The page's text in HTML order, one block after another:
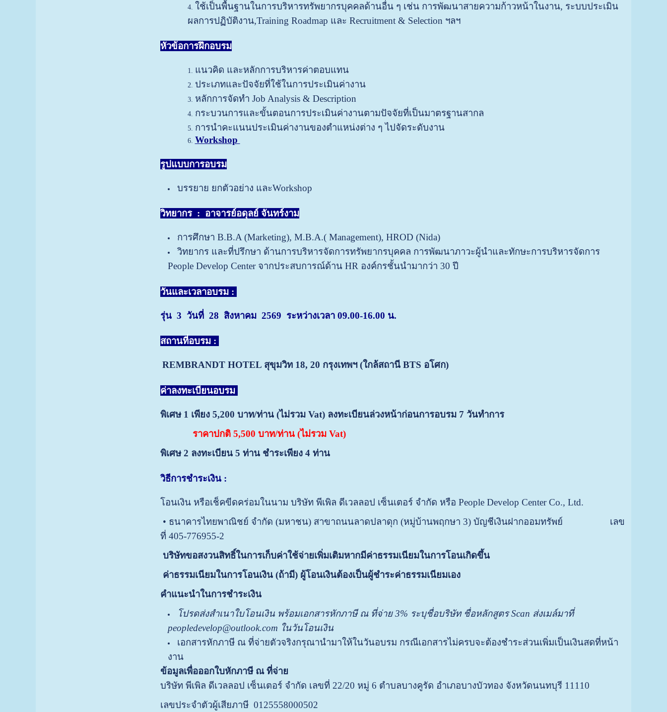
ใช้เป็นพื้นฐานในการบริหารทรัพยากรบุคคลด้านอื่น ๆ เช่น การพัฒนาสายความก้าวหน้าในงาน, ระบบประเมิน
ผลการปฏิบัติงาน,Training Roadmap และ Recruitment & Selection ฯลฯ
หัวข้อการฝึกอบรม
แนวคิด และหลักการบริหารค่าตอบแทน
ประเภทและปัจจัยที่ใช้ในการประเมินค่างาน
หลักการจัดทำ Job Analysis & Description
กระบวนการและขั้นตอนการประเมินค่างานตามปัจจัยที่เป็นมาตรฐานสากล
การนำคะแนนประเมินค่างานของตำแหน่งต่าง ๆ ไปจัดระดับงาน
Workshop
รูปแบบการอบรม
บรรยาย ยกตัวอย่าง และWorkshop
วิทยากร : อาจารย์อดุลย์ จันทร์งาม
การศึกษา B.B.A (Marketing), M.B.A.( Management), HROD (Nida)
วิทยากร และที่ปรึกษา ด้านการบริหารจัดการทรัพยากรบุคคล การพัฒนาภาวะผู้นำและทักษะการบริหารจัดการ
People Develop Center จากประสบการณ์ด้าน HR องค์กรชั้นนำมากว่า 30 ปี
วันและเวลาอบรม :
รุ่น 3 วันที่ 28 สิงหาคม 2569 ระหว่างเวลา 09.00-16.00 น.
สถานที่อบรม :
REMBRANDT HOTEL สุขุมวิท 18, 20 กรุงเทพฯ (ใกล้สถานี BTS อโศก)
ค่าลงทะเบียนอบรม
พิเศษ 1 เพียง 5,200 บาท/ท่าน (ไม่รวม Vat) ลงทะเบียนล่วงหน้าก่อนการอบรม 7 วันทำการ
ราคาปกติ 5,500 บาท/ท่าน (ไม่รวม Vat)
พิเศษ 2 ลงทะเบียน 5 ท่าน ชำระเพียง 4 ท่าน
วิธีการชำระเงิน:
โอนเงิน หรือเช็คขีดคร่อมในนาม บริษัท พีเพิล ดีเวลลอป เซ็นเตอร์ จำกัด หรือ People Develop Center Co., Ltd.
• ธนาคารไทยพาณิชย์ จำกัด (มหาชน) สาขาถนนลาดปลาดุก (หมู่บ้านพฤกษา 3) บัญชีเงินฝากออมทรัพย์ เลข
ที่ 405-776955-2
บริษัทขอสงวนสิทธิ์ในการเก็บค่าใช้จ่ายเพิ่มเติมหากมีค่าธรรมเนียมในการโอนเกิดขึ้น
ค่าธรรมเนียมในการโอนเงิน (ถ้ามี) ผู้โอนเงินต้องเป็นผู้ชำระค่าธรรมเนียมเอง
คำแนะนำในการชำระเงิน
โปรดส่งสำเนาใบโอนเงิน พร้อมเอกสารหักภาษี ณ ที่จ่าย3% ระบุชื่อบริษัท ชื่อหลักสูตรScan ส่งเมล์มาที่
peopledevelop@outlook.com ในวันโอนเงิน
เอกสารหักภาษี ณ ที่จ่ายตัวจริงกรุณานำมาให้ในวันอบรม กรณีเอกสารไม่ครบจะต้องชำระส่วนเพิ่มเป็นเงินสดที่หน้า
งาน
ข้อมูลเพื่อออกใบหักภาษี ณ ที่จ่าย
บริษัท พีเพิล ดีเวลลอป เซ็นเตอร์ จำกัด เลขที่ 22/20 หมู่ 6 ตำบลบางคูรัด อำเภอบางบัวทอง จังหวัดนนทบุรี 11110
เลขประจำตัวผู้เสียภาษี 0125558000502